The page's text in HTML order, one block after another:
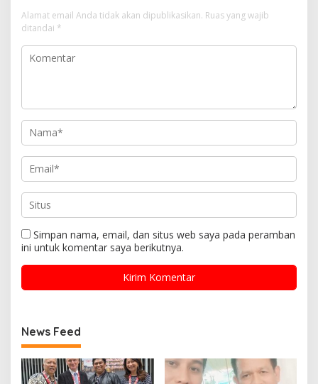
Alamat email Anda tidak akan dipublikasikan. Ruas yang wajib
ditandai *
Simpan nama, email, dan situs web saya pada peramban
ini untuk komentar saya berikutnya.
News Feed